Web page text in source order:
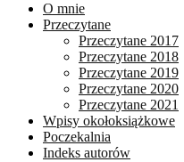
O mnie
Przeczytane
Przeczytane 2017
Przeczytane 2018
Przeczytane 2019
Przeczytane 2020
Przeczytane 2021
Wpisy okołoksiążkowe
Poczekalnia
Indeks autorów